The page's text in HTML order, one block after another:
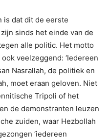
is dat dit de eerste
sinds het einde van de
alle politic. Het motto
veelzeggend: ‘Iedereen
Nasrallah, de politiek en
moet eraan geloven. Niet
Tripoli of het
de demonstranten leuzen
zuiden, waar Hezbollah
‘iedereen